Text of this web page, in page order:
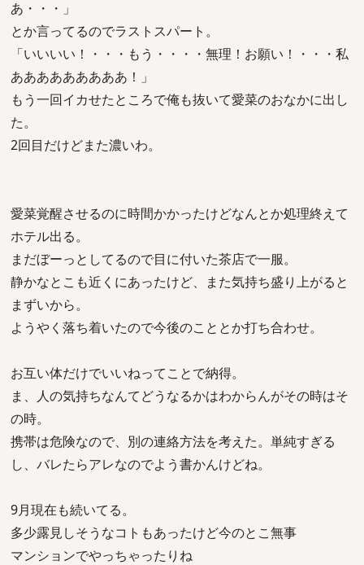
あ・・・」
とか言ってるのでラストスパート。
「いいいい！・・・もう・・・・無理！お願い！・・・私
あああああああああ！」
もう一回イカせたところで俺も抜いて愛菜のおなかに出し
た。
2回目だけどまた濃いわ。
愛菜覚醒させるのに時間かかったけどなんとか処理終えて
ホテル出る。
まだぼーっとしてるので目に付いた茶店で一服。
静かなとこも近くにあったけど、また気持ち盛り上がると
まずいから。
ようやく落ち着いたので今後のこととか打ち合わせ。
お互い体だけでいいねってことで納得。
ま、人の気持ちなんてどうなるかはわからんがその時はそ
の時。
携帯は危険なので、別の連絡方法を考えた。単純すぎる
し、バレたらアレなのでよう書かんけどね。
9月現在も続いてる。
多少露見しそうなコトもあったけど今のとこ無事
マンションでやっちゃったりね